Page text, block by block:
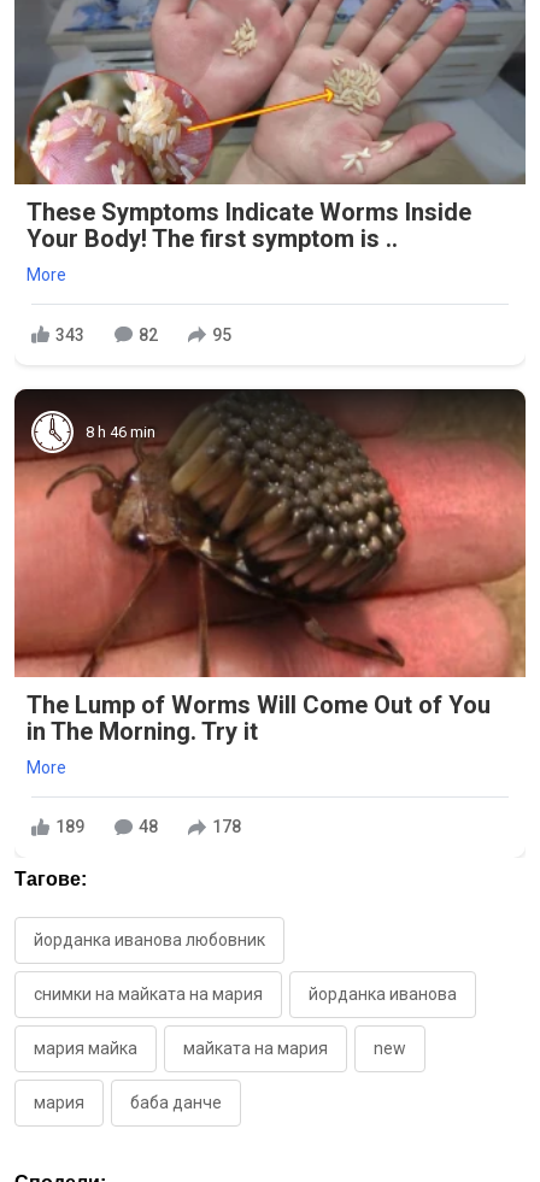
These Symptoms Indicate Worms Inside
Your Body! The first symptom is ..
More
343 82 95
8 h 46 min
The Lump of Worms Will Come Out of You
in The Morning. Try it
More
189 48 178
Тагове:
йорданка иванова любовник
снимки на майката на мария йорданка иванова
мария майка майката на мария new
мария баба данче